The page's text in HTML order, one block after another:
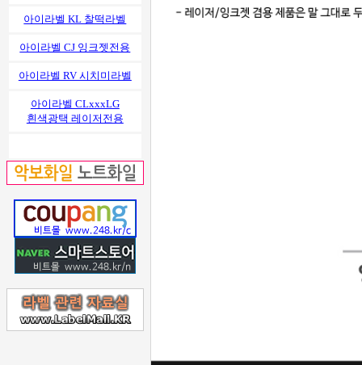
아이라벨 KL 찰떡라벨
아이라벨 CJ 잉크젯전용
아이라벨 RV 시치미라벨
아이라벨 CLxxxLG
흰색광택 레이저전용